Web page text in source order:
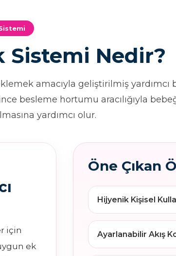
Sistemi Nedir?
amacıyla geliştirilmiş yardımcı
besleme hortumu aracılığıyla
yardımcı olur.
için
ek
Öne Çıkan
Hijyenik Kişisel
Ayarlanabilir Akış